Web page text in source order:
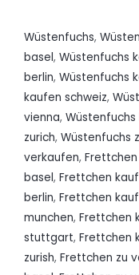
Wüstenfuchs,
basel, Wüstenfuchs
berlin, Wüstenfuchs
kaufen schweiz,
vienna,
zurich, Wüstenfuchs
verkaufen,
basel, Frettchen
berlin, Frettchen
munchen, Frettchen
stuttgart, Frettchen
zurish, Frettchen zu